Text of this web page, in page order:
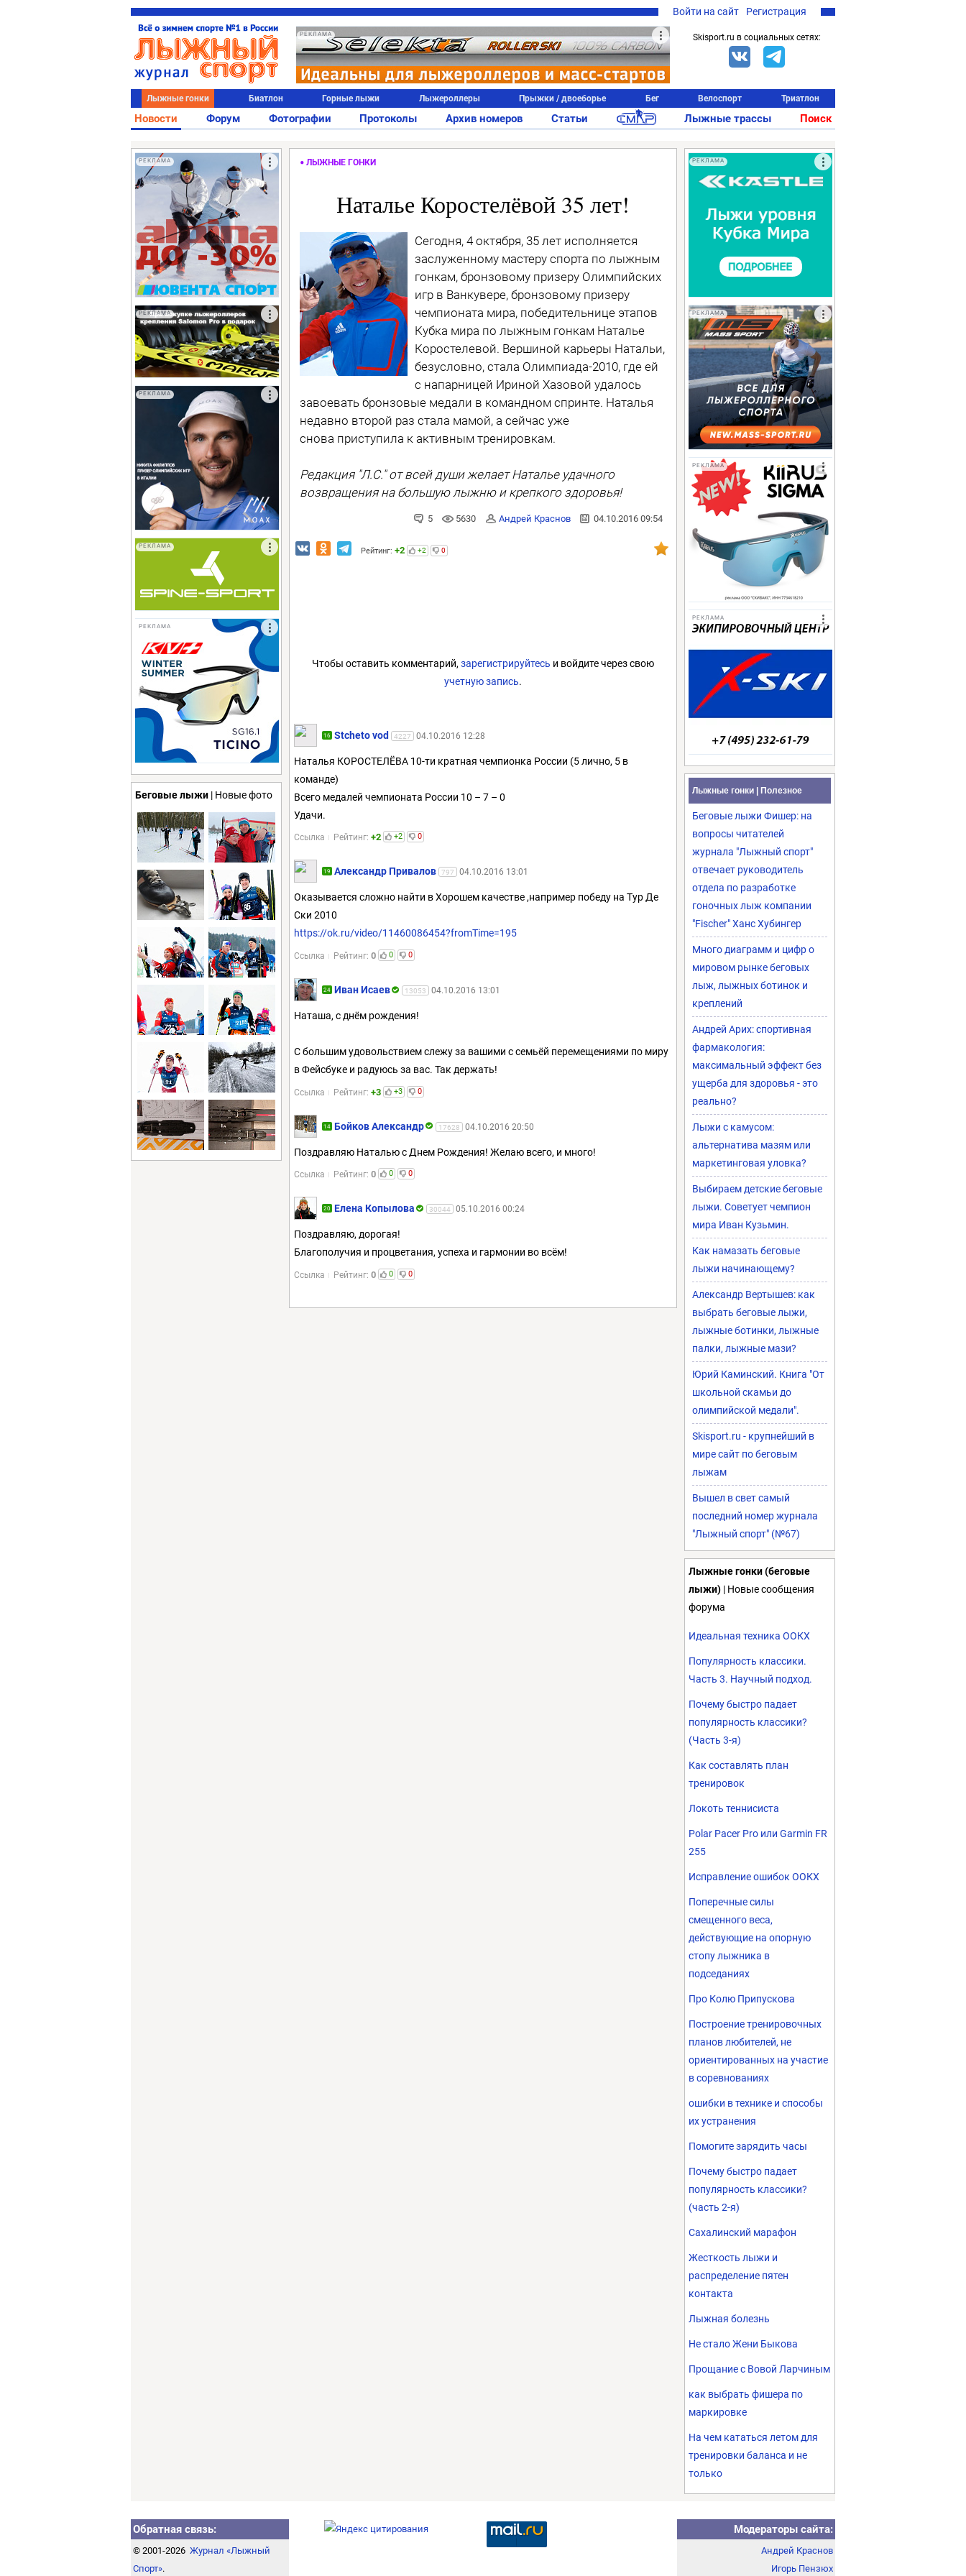
Войти на сайт Регистрация
РЕКЛАМА Skisport.ru в социальных сетях:
Лыжные гонки Биатлон Горные лыжи Лыжероллеры Прыжки / двоеборье Бег Велоспорт Триатлон
Новости Форум Фотографии Протоколы Архив номеров Статьи Лыжные трассы Поиск
РЕКЛАМА
РЕКЛАМА
РЕКЛАМА
РЕКЛАМА
РЕКЛАМА
Беговые лыжи | Новые фото
ЛЫЖНЫЕ ГОНКИ
Наталье Коростелёвой 35 лет!
Сегодня, 4 октября, 35 лет исполняется
заслуженному мастеру спорта по лыжным
гонкам, бронзовому призеру Олимпийских
игр в Ванкувере, бронзовому призеру
чемпионата мира, победительнице этапов
Кубка мира по лыжным гонкам Наталье
Коростелевой. Вершиной карьеры Натальи,
безусловно, стала Олимпиада-2010, где ей
с напарницей Ириной Хазовой удалось
завоевать бронзовые медали в командном спринте. Наталья
недавно второй раз стала мамой, а сейчас уже
снова приступила к активным тренировкам.
Редакция "Л.С." от всей души желает Наталье удачного
возвращения на большую лыжню и крепкого здоровья!
5 5630 Андрей Краснов 04.10.2016 09:54
Рейтинг: +2 +2 0
Чтобы оставить комментарий, зарегистрируйтесь и войдите через свою
учетную запись.
16 Stcheto vod 4227 04.10.2016 12:28
Наталья КОРОСТЕЛЁВА 10-ти кратная чемпионка России (5 лично, 5 в
команде)
Всего медалей чемпионата России 10 – 7 – 0
Удачи.
Ссылка Рейтинг: +2 +2 0
19 Александр Привалов 797 04.10.2016 13:01
Оказывается сложно найти в Хорошем качестве ,например победу на Тур Де
Ски 2010
https://ok.ru/video/11460086454?fromTime=195
Ссылка Рейтинг: 0 0 0
24 Иван Исаев 13053 04.10.2016 13:01
Наташа, с днём рождения!
С большим удовольствием слежу за вашими с семьёй перемещениями по миру
в Фейсбуке и радуюсь за вас. Так держать!
Ссылка Рейтинг: +3 +3 0
14 Бойков Александр 17628 04.10.2016 20:50
Поздравляю Наталью с Днем Рождения! Желаю всего, и много!
Ссылка Рейтинг: 0 0 0
20 Елена Копылова 30044 05.10.2016 00:24
Поздравляю, дорогая!
Благополучия и процветания, успеха и гармонии во всём!
Ссылка Рейтинг: 0 0 0
РЕКЛАМА
РЕКЛАМА
РЕКЛАМА
РЕКЛАМА
Лыжные гонки | Полезное
Беговые лыжи Фишер: на
вопросы читателей
журнала "Лыжный спорт"
отвечает руководитель
отдела по разработке
гоночных лыж компании
"Fischer" Ханс Хубингер
Много диаграмм и цифр о
мировом рынке беговых
лыж, лыжных ботинок и
креплений
Андрей Арих: спортивная
фармакология:
максимальный эффект без
ущерба для здоровья - это
реально?
Лыжи с камусом:
альтернатива мазям или
маркетинговая уловка?
Выбираем детские беговые
лыжи. Советует чемпион
мира Иван Кузьмин.
Как намазать беговые
лыжи начинающему?
Александр Вертышев: как
выбрать беговые лыжи,
лыжные ботинки, лыжные
палки, лыжные мази?
Юрий Каминский. Книга "От
школьной скамьи до
олимпийской медали".
Skisport.ru - крупнейший в
мире сайт по беговым
лыжам
Вышел в свет самый
последний номер журнала
"Лыжный спорт" (№67)
Лыжные гонки (беговые
лыжи) | Новые сообщения
форума
Идеальная техника ООКХ
Популярность классики.
Часть 3. Научный подход.
Почему быстро падает
популярность классики?
(Часть 3-я)
Как составлять план
тренировок
Локоть теннисиста
Polar Pacer Pro или Garmin FR
255
Исправление ошибок ООКХ
Поперечные силы
смещенного веса,
действующие на опорную
стопу лыжника в
подседаниях
Про Колю Припускова
Построение тренировочных
планов любителей, не
ориентированных на участие
в соревнованиях
ошибки в технике и способы
их устранения
Помогите зарядить часы
Почему быстро падает
популярность классики?
(часть 2-я)
Сахалинский марафон
Жесткость лыжи и
распределение пятен
контакта
Лыжная болезнь
Не стало Жени Быкова
Прощание с Вовой Ларчиным
как выбрать фишера по
маркировке
На чем кататься летом для
тренировки баланса и не
только
Обратная связь:
© 2001-2026 Журнал «Лыжный
Спорт».
Модераторы сайта:
Андрей Краснов
Игорь Пензюх